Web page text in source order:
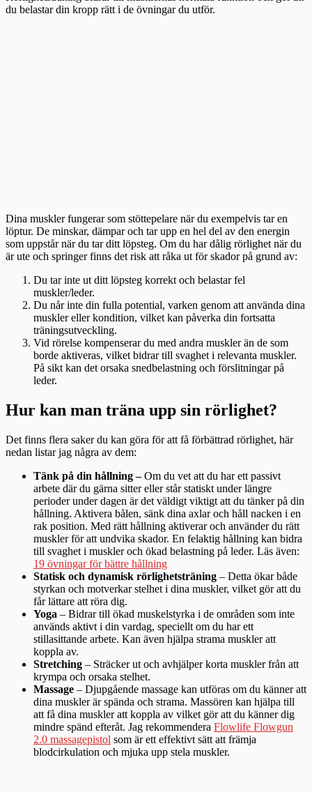
du belastar din kropp rätt i de övningar du utför.
Dina muskler fungerar som stöttepelare när du exempelvis tar en
löptur. De minskar, dämpar och tar upp en hel del av den energin
som uppstår när du tar ditt löpsteg. Om du har dålig rörlighet när du
är ute och springer finns det risk att råka ut för skador på grund av:
Du tar inte ut ditt löpsteg korrekt och belastar fel
muskler/leder.
Du når inte din fulla potential, varken genom att använda dina
muskler eller kondition, vilket kan påverka din fortsatta
träningsutveckling.
Vid rörelse kompenserar du med andra muskler än de som
borde aktiveras, vilket bidrar till svaghet i relevanta muskler.
På sikt kan det orsaka snedbelastning och förslitningar på
leder.
Hur kan man träna upp sin rörlighet?
Det finns flera saker du kan göra för att få förbättrad rörlighet, här
nedan listar jag några av dem:
Tänk på din hållning –Om du vet att du har ett passivt
arbete där du gärna sitter eller står statiskt under längre
perioder under dagen är det väldigt viktigt att du tänker på din
hållning. Aktivera bålen, sänk dina axlar och håll nacken i en
rak position. Med rätt hållning aktiverar och använder du rätt
muskler för att undvika skador. En felaktig hållning kan bidra
till svaghet i muskler och ökad belastning på leder. Läs även:
19 övningar för bättre hållning
Statisk och dynamisk rörlighetsträning – Detta ökar både
styrkan och motverkar stelhet i dina muskler, vilket gör att du
får lättare att röra dig.
Yoga – Bidrar till ökad muskelstyrka i de områden som inte
används aktivt i din vardag, speciellt om du har ett
stillasittande arbete. Kan även hjälpa strama muskler att
koppla av.
Stretching – Sträcker ut och avhjälper korta muskler från att
krympa och orsaka stelhet.
Massage – Djupgående massage kan utföras om du känner att
dina muskler är spända och strama. Massören kan hjälpa till
att få dina muskler att koppla av vilket gör att du känner dig
mindre spänd efteråt. Jag rekommendera Flowlife Flowgun
2.0 massagepistol som är ett effektivt sätt att främja
blodcirkulation och mjuka upp stela muskler.